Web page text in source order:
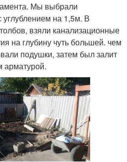
Мы выбрали
на 1,5м. В
взяли канализационные
на глубину чуть большей. чем
подушки, затем был залит
арматурой.